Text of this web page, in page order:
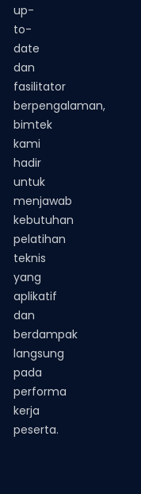
up-
to-
date
dan
fasilitator
berpengalaman,
bimtek
kami
hadir
untuk
menjawab
kebutuhan
pelatihan
teknis
yang
aplikatif
dan
berdampak
langsung
pada
performa
kerja
peserta.